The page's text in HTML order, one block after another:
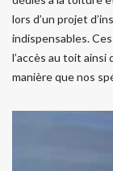
lors d’un projet
indispensables.
l’accès au toit ainsi
manière que nos